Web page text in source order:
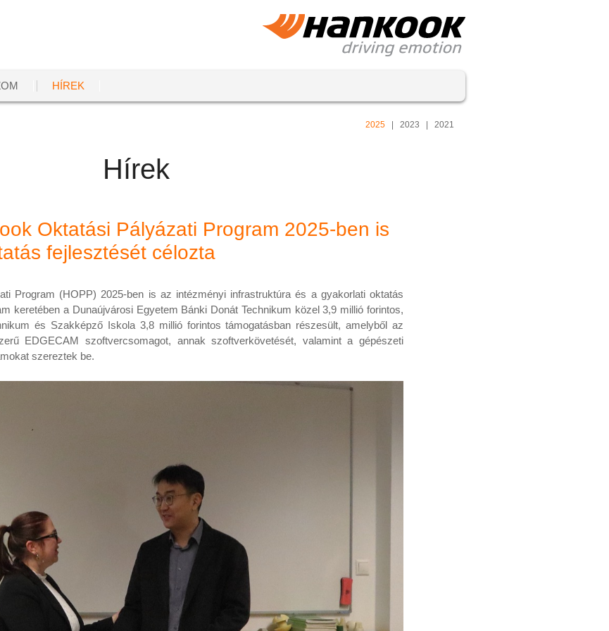
HÍREK
2025 2023 2021
Hírek
Oktatási Pályázati Program 2025-ben is
fejlesztését célozta
Program (HOPP) 2025-ben is az intézményi infrastruktúra és a gyakorlati oktatás
keretében a Dunaújvárosi Egyetem Bánki Donát Technikum közel 3,9 millió forintos,
és Szakképző Iskola 3,8 millió forintos támogatásban részesült, amelyből az
EDGECAM szoftvercsomagot, annak szoftverkövetését, valamint a gépészeti
szereztek be.